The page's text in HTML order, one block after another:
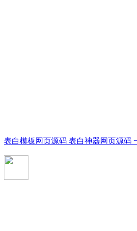
表白模板网页源码 表白神器网页源码